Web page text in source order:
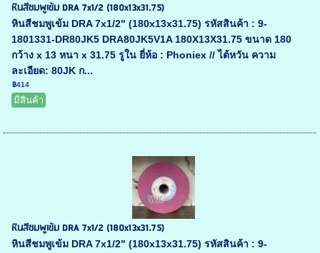
หินสีชมพูเข้ม DRA 7x1/2 (180x13x31.75)
หินสีชมพูเข้ม DRA 7x1/2" (180x13x31.75) รหัสสินค้า : 9-
1801331-DR80JK5 DRA80JK5V1A 180X13X31.75 ขนาด 180
กว้าง x 13 หนา x 31.75 รูใน ยี่ห้อ : Phoniex // ไต้หวัน ความ
ละเอียด: 80JK ก...
฿414
มีสินค้า
หินสีชมพูเข้ม DRA 7x1/2 (180x13x31.75)
หินสีชมพูเข้ม DRA 7x1/2" (180x13x31.75) รหัสสินค้า : 9-